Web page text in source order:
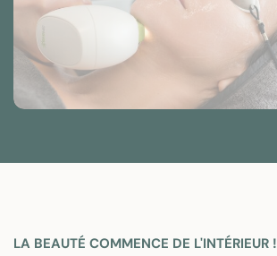
LA BEAUTÉ COMMENCE DE L'INTÉRIEUR !